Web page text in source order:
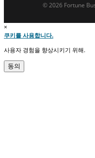
© 2026 Fortune
×
쿠키를 사용합니다.
사용자 경험을 향상시키기 위해.
동의